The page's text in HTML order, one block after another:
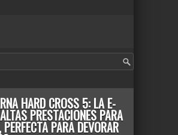
HARD CROSS 5: LA E-
PRESTACIONES PARA
PERFECTA PARA DEVORAR